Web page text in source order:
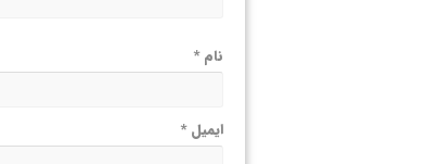
نام*
ایمیل*